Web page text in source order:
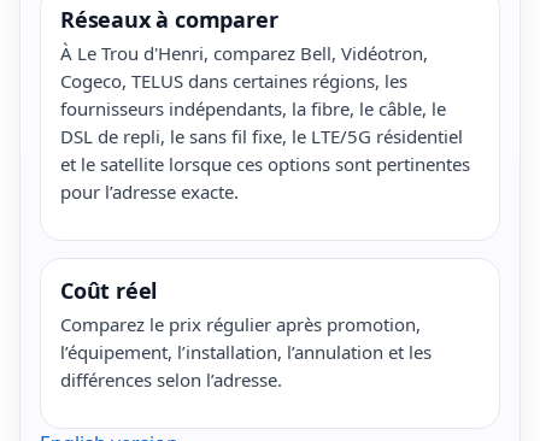
Réseaux à comparer
À Le Trou d'Henri, comparez Bell, Vidéotron,
Cogeco, TELUS dans certaines régions, les
fournisseurs indépendants, la fibre, le câble, le
DSL de repli, le sans fil fixe, le LTE/5G résidentiel
et le satellite lorsque ces options sont pertinentes
pour l’adresse exacte.
Coût réel
Comparez le prix régulier après promotion,
l’équipement, l’installation, l’annulation et les
différences selon l’adresse.